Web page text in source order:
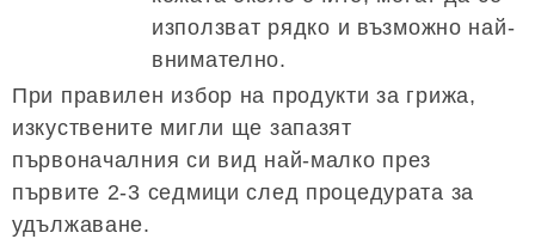
използват рядко и възможно най-
внимателно.
При правилен избор на продукти за грижа,
изкуствените мигли ще запазят
първоначалния си вид най-малко през
първите 2-3 седмици след процедурата за
удължаване.